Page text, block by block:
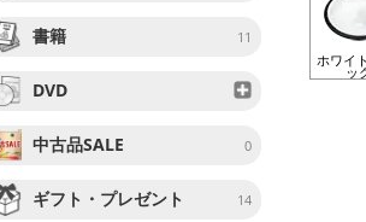
書籍 11
DVD
中古品SALE 0
ギフト・プレゼント 14
ホワイ
ッ